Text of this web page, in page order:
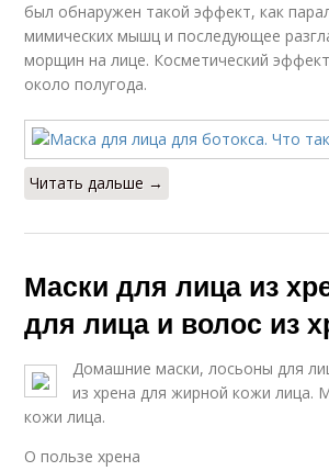
был обнаружен такой эффект, как
мимических мышц и последующее
морщин на лице. Косметический
около полугода.
Читать дальше →
Маски для лица из
для лица и волос из
Домашние маски, лосьоны для
из хрена для жирной кожи лица.
кожи лица.
О пользе хрена